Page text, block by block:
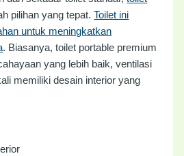
pilihan yang tepat.Toilet ini
untuk meningkatkan
. Biasanya, toilet portable premium
yang lebih baik, ventilasi
memiliki desain interior yang